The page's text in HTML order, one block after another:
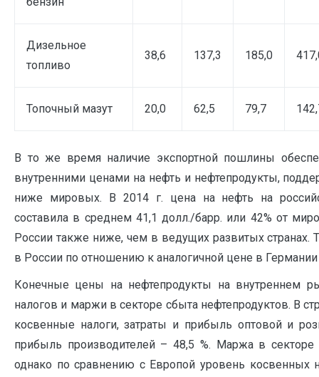
Дизельное
топливо
38,6 137,3 185,0
Топочный мазут 20,0 62,5 79,7
В то же время наличие экспортной пошлины
внутренними ценами на нефть и нефтепродукты,
ниже мировых. В 2014 г. цена на нефть на
составила в среднем 41,1 долл./барр. или 42% от
России также ниже, чем в ведущих развитых странах.
в России по отношению к аналогичной цене в Германии
Конечные цены на нефтепродукты на внутреннем
налогов и маржи в секторе сбыта нефтепродуктов. В
косвенные налоги, затраты и прибыль оптовой и
прибыль производителей – 48,5 %. Маржа в
однако по сравнению с Европой уровень косвенных